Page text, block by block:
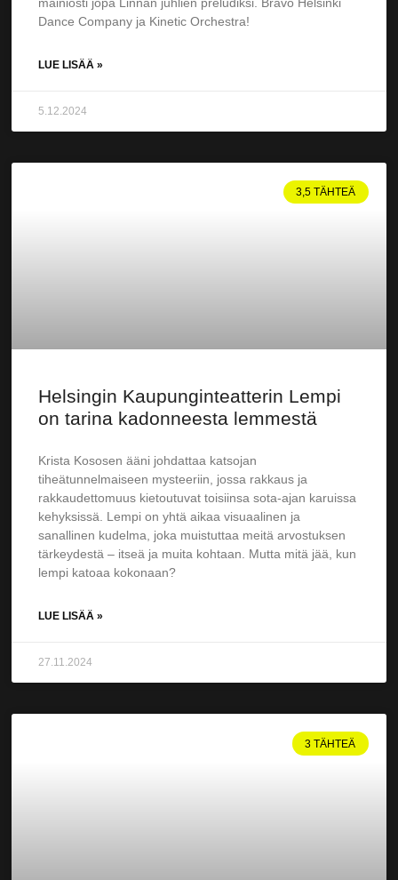
Dance Company ja Kinetic Orchestra!
LUE LISÄÄ »
5.12.2024
3,5 TÄHTEÄ
Helsingin Kaupunginteatterin Lempi
on tarina kadonneesta lemmestä
Krista Kososen ääni johdattaa katsojan
tiheätunnelmaiseen mysteeriin, jossa rakkaus ja
rakkaudettomuus kietoutuvat toisiinsa sota-ajan karuissa
kehyksissä. Lempi on yhtä aikaa visuaalinen ja
sanallinen kudelma, joka muistuttaa meitä arvostuksen
tärkeydestä – itseä ja muita kohtaan. Mutta mitä jää, kun
lempi katoaa kokonaan?
LUE LISÄÄ »
27.11.2024
3 TÄHTEÄ